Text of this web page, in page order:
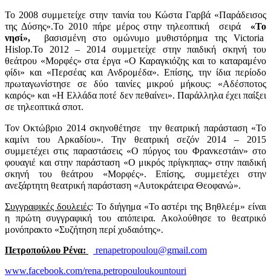
Το 2008 συμμετείχε στην ταινία του Κώστα Γαρβά «Παράδεισος
της Δύσης».Το 2010 πήρε μέρος στην τηλεοπτική σειρά «Το
νησί», βασισμένη στο ομώνυμο μυθιστόρημα της Victoria
Hislop.Το 2012 – 2014 συμμετείχε στην παιδική σκηνή του
θεάτρου «Μορφές» στα έργα «Ο Καραγκιόζης και το καταραμένο
φίδι» και «Περσέας και Ανδρομέδα». Επίσης, την ίδια περίοδο
πρωταγωνίστησε σε δύο ταινίες μικρού μήκους: «Αδέσποτος
καιρός» και «Η Ελλάδα ποτέ δεν πεθαίνει». Παράλληλα έχει παίξει
σε τηλεοπτικά σποτ.
Τον Οκτώβριο 2014 σκηνοθέτησε την θεατρική παράσταση «Το
καμίνι του Αρκαδίου». Την θεατρική σεζόν 2014 – 2015
συμμετέχει στις παραστάσεις «Ο πύργος του Φρανκεστάιν» στο
φουαγιέ και στην παράσταση «Ο μικρός πρίγκηπας» στην παιδική
σκηνή του θεάτρου «Μορφές». Επίσης, συμμετέχει στην
ανεξάρτητη θεατρική παράσταση «Αυτοκράτειρα Θεοφανώ».
Συγγραφικές δουλειές: Το διήγημα «Το αστέρι της Βηθλεέμ» είναι
η πρώτη συγγραφική του απόπειρα. Ακολούθησε το θεατρικό
μονόπρακτο «Συζήτηση περί χυδαιότης».
Πετροπούλου Ρένα:
renapetropoulou@gmail.com
www.facebook.com/rena.petropouloukountouri